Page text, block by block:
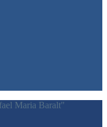
Maria Baralt"